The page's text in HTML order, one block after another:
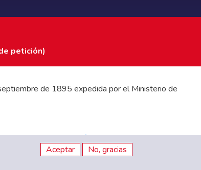
petición)
de 1895 expedida por el Ministerio de
Aceptar No, gracias